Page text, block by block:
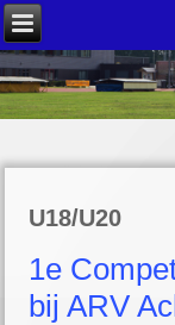
U18/U20
1e
bij ARV